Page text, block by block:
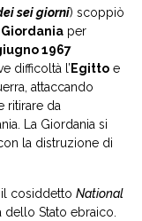
sei giorni) scoppiò
Giordania per
1967
difficoltà l’Egitto e
attaccando
ritirare da
La Giordania si
la distruzione di
cosiddetto National
dello Stato ebraico.